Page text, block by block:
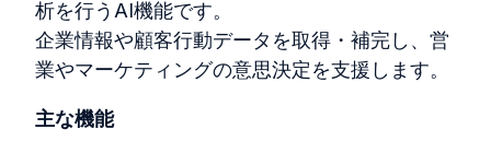
析を行う AI機能です。
企業情報や顧客行動データを取得・補完し、営
業やマーケティングの意思決定を支援します。
主な機能